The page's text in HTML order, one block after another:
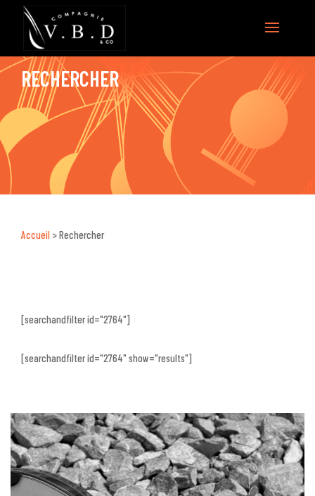
RECHERCHER
Accueil >Rechercher
[searchandfilter id="2764"]
[searchandfilter id="2764" show="results"]